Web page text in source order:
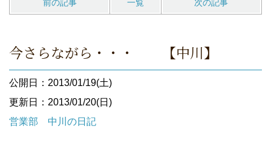
前の記事 一覧 次の記事
今さらながら・・・ 【中川】
公開日：2013/01/19(土)
更新日：2013/01/20(日)
営業部 中川の日記